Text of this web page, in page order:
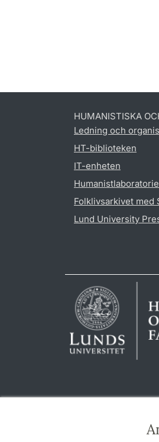
HUMANISTISKA
Ledning och
HT-biblioteken
IT-enheten
Folklivsarkivet med
Lund University